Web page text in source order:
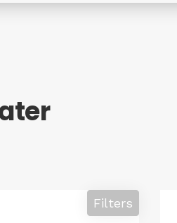
Filters